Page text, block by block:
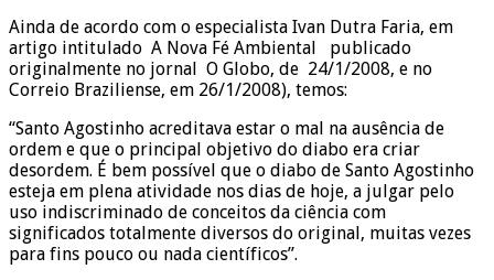
Ainda de acordo com o especialista Ivan Dutra Faria, em
artigo intitulado A Nova Fé Ambiental publicado
originalmente no jornal O Globo, de 24/1/2008, e no
Correio Braziliense, em 26/1/2008), temos:
“Santo Agostinho acreditava estar o mal na ausência de
ordem e que o principal objetivo do diabo era criar
desordem. É bem possível que o diabo de Santo Agostinho
esteja em plena atividade nos dias de hoje, a julgar pelo
uso indiscriminado de conceitos da ciência com
significados totalmente diversos do original, muitas vezes
para fins pouco ou nada científicos”.